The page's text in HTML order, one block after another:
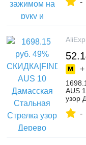
-
+
AUS
узор
67
-